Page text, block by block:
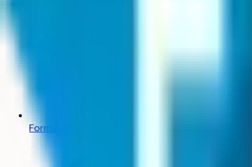
Formations